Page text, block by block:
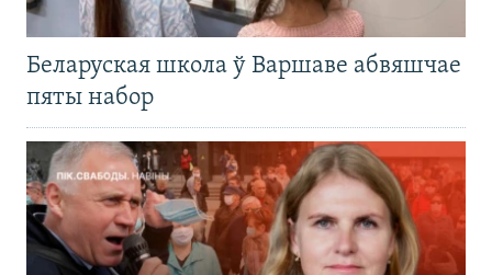
Беларуская школа ў Варшаве абвяшчае
пяты набор